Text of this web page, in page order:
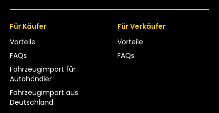
Für Käufer
Vorteile
FAQs
Fahrzeugimport für
Autohändler
Fahrzeugimport aus
Deutschland
Für Verkäufer
Vorteile
FAQs